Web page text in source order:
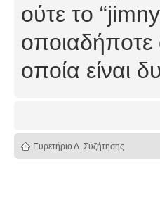
ούτε το
οποιαδήποτε
οποία είναι
Ευρετήριο Δ. Συζήτησης